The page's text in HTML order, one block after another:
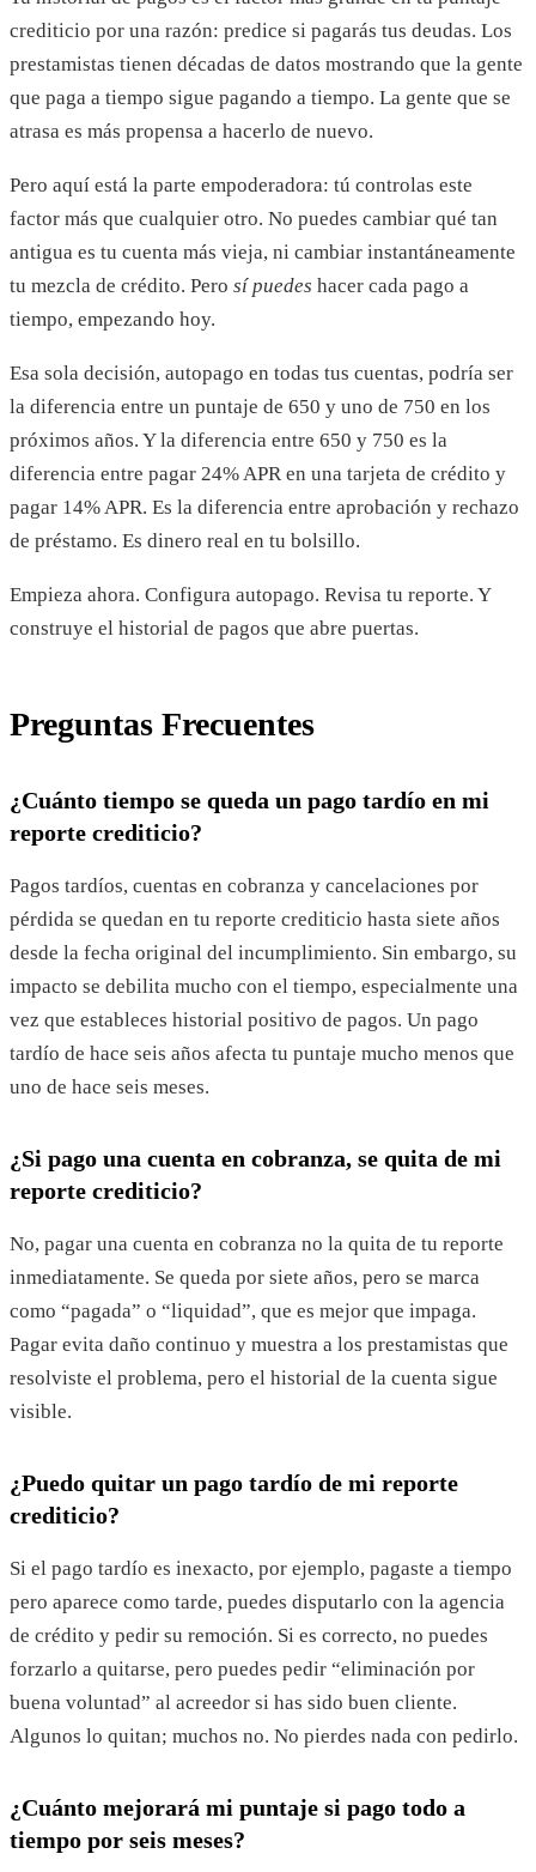
crediticio por una razón: predice si pagarás tus deudas. Los
prestamistas tienen décadas de datos mostrando que la gente
que paga a tiempo sigue pagando a tiempo. La gente que se
atrasa es más propensa a hacerlo de nuevo.
Pero aquí está la parte empoderadora: tú controlas este
factor más que cualquier otro. No puedes cambiar qué tan
antigua es tu cuenta más vieja, ni cambiar instantáneamente
tu mezcla de crédito. Pero sí puedes hacer cada pago a
tiempo, empezando hoy.
Esa sola decisión, autopago en todas tus cuentas, podría ser
la diferencia entre un puntaje de 650 y uno de 750 en los
próximos años. Y la diferencia entre 650 y 750 es la
diferencia entre pagar 24% APR en una tarjeta de crédito y
pagar 14% APR. Es la diferencia entre aprobación y rechazo
de préstamo. Es dinero real en tu bolsillo.
Empieza ahora. Configura autopago. Revisa tu reporte. Y
construye el historial de pagos que abre puertas.
Preguntas Frecuentes
¿Cuánto tiempo se queda un pago tardío en mi
reporte crediticio?
Pagos tardíos, cuentas en cobranza y cancelaciones por
pérdida se quedan en tu reporte crediticio hasta siete años
desde la fecha original del incumplimiento. Sin embargo, su
impacto se debilita mucho con el tiempo, especialmente una
vez que estableces historial positivo de pagos. Un pago
tardío de hace seis años afecta tu puntaje mucho menos que
uno de hace seis meses.
¿Si pago una cuenta en cobranza, se quita de mi
reporte crediticio?
No, pagar una cuenta en cobranza no la quita de tu reporte
inmediatamente. Se queda por siete años, pero se marca
como “pagada” o “liquidad”, que es mejor que impaga.
Pagar evita daño continuo y muestra a los prestamistas que
resolviste el problema, pero el historial de la cuenta sigue
visible.
¿Puedo quitar un pago tardío de mi reporte
crediticio?
Si el pago tardío es inexacto, por ejemplo, pagaste a tiempo
pero aparece como tarde, puedes disputarlo con la agencia
de crédito y pedir su remoción. Si es correcto, no puedes
forzarlo a quitarse, pero puedes pedir “eliminación por
buena voluntad” al acreedor si has sido buen cliente.
Algunos lo quitan; muchos no. No pierdes nada con pedirlo.
¿Cuánto mejorará mi puntaje si pago todo a
tiempo por seis meses?